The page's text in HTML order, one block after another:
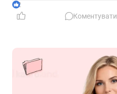
2
Коментувати